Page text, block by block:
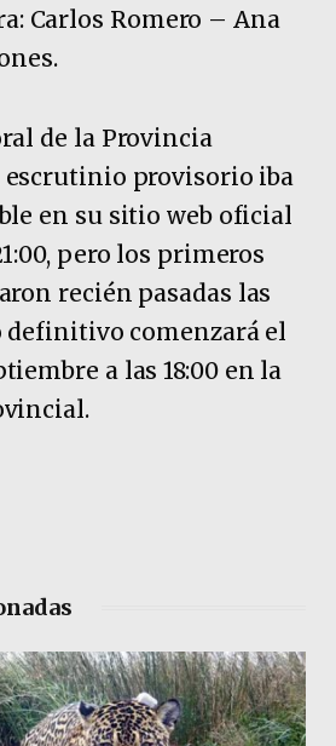
Carlos Romero – Ana
de la Provincia
provisorio iba
en su sitio web oficial
pero los primeros
recién pasadas las
definitivo comenzará el
a las 18:00 en la